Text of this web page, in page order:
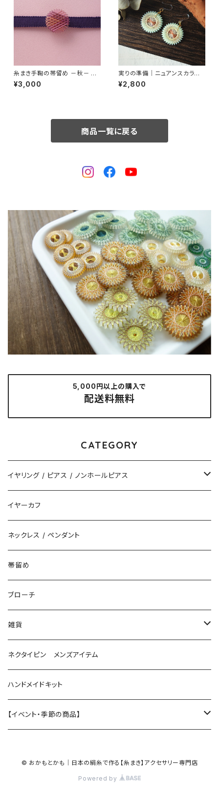
糸まき手鞠の帯留め －秋－ お
いもラテ
¥3,000
実りの準備｜ニュアンスカラー
の絹糸イヤリング・秋色・和装に
も・軽量・ギフト
¥2,800
商品一覧に戻る
5,000円以上の購入で
配送料無料
CATEGORY
イヤリング / ピアス / ノンホールピアス
揺れるタイプ
花（直径3cm）
花（直径2.5cm）
揺れないタイプ
花
星
イヤーカフ
ネックレス / ペンダント
帯留め
ブローチ
雑貨
眼鏡ストラップ
目印チャーム
ネクタイピン メンズアイテム
ハンドメイドキット
【イベント・季節の商品】
© おかもとかも｜日本の絹糸で作る【糸まき】アクセサリー専門店
Powered by